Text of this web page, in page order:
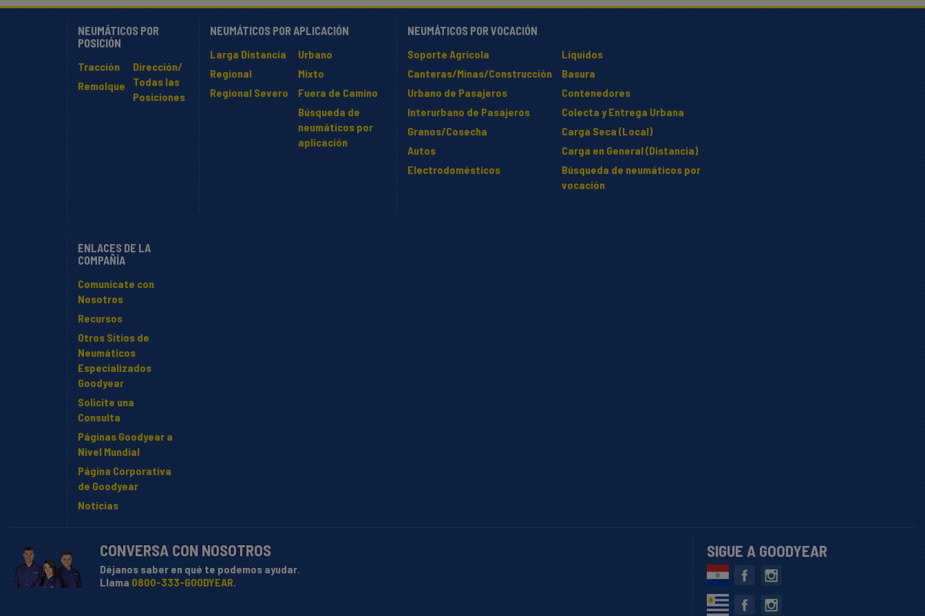
NEUMÁTICOS POR
POSICIÓN
Tracción
Remolque
Dirección/
Todas las
Posiciones
NEUMÁTICOS POR APLICACIÓN
Larga Distancia
Regional
Regional Severo
Urbano
Mixto
Fuera de Camino
Búsqueda de
neumáticos por
aplicación
NEUMÁTICOS POR VOCACIÓN
Soporte Agrícola
Canteras/Minas/Construcción
Urbano de Pasajeros
Interurbano de Pasajeros
Granos/Cosecha
Autos
Electrodomésticos
Líquidos
Basura
Contenedores
Colecta y Entrega Urbana
Carga Seca (Local)
Carga en General (Distancia)
Búsqueda de neumáticos por
vocación
ENLACES DE LA
COMPAÑÍA
Comunícate con
Nosotros
Recursos
Otros Sitios de
Neumáticos
Especializados
Goodyear
Solicite una
Consulta
Páginas Goodyear a
Nivel Mundial
Página Corporativa
de Goodyear
Noticias
CONVERSA CON NOSOTROS
Déjanos saber en qué te podemos ayudar.
Llama 0800-333-GOODYEAR.
SIGUE A GOODYEAR